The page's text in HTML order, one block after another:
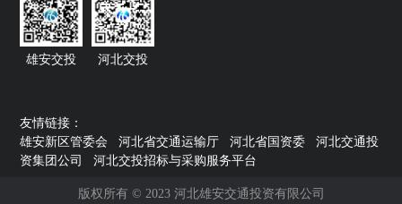
雄安交投 河北交投
友情链接：
雄安新区管委会
河北省交通运输厅 河北省国资委
河北交通投
资集团公司
河北交投招标与采购服务平台
版权所有 © 2023 河北雄安交通投资有限公司